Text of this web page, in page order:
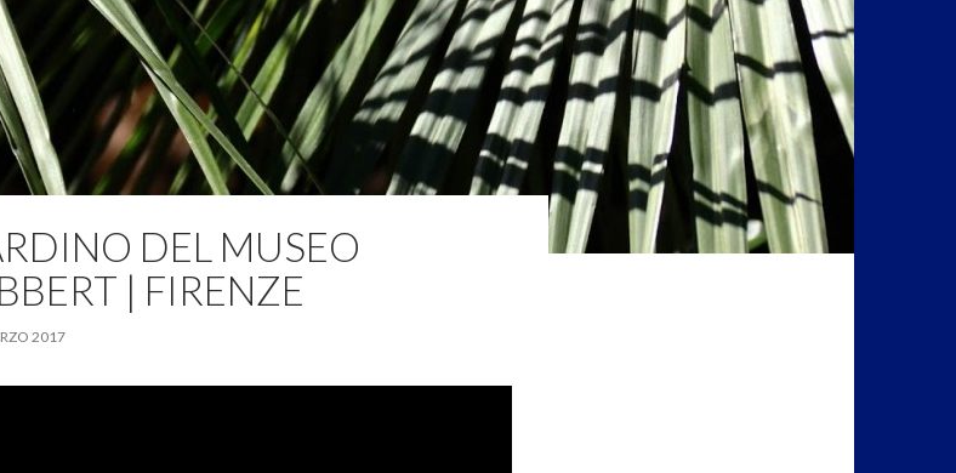
DEL MUSEO
| FIRENZE
2017